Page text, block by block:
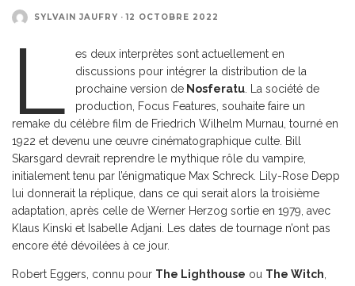
SYLVAIN JAUFRY · 12 OCTOBRE 2022
L
es deux interprètes sont actuellement en
discussions pour intégrer la distribution de la
prochaine version deNosferatu. La société de
production, Focus Features, souhaite faire un
remake du célèbre film de Friedrich Wilhelm Murnau, tourné en
1922 et devenu une œuvre cinématographique culte. Bill
Skarsgard devrait reprendre le mythique rôle du vampire,
initialement tenu par l’énigmatique Max Schreck. Lily-Rose Depp
lui donnerait la réplique, dans ce qui serait alors la troisième
adaptation, après celle de Werner Herzog sortie en 1979, avec
Klaus Kinski et Isabelle Adjani. Les dates de tournage n’ont pas
encore été dévoilées à ce jour.
Robert Eggers, connu pour The Lighthouse ou The Witch